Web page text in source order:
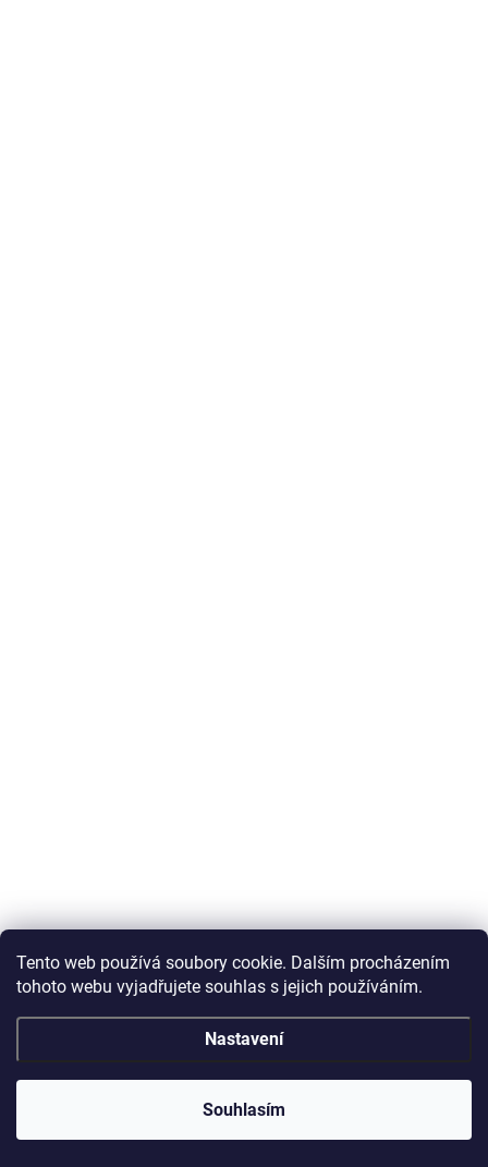
Tento web používá soubory cookie. Dalším procházením
tohoto webu vyjadřujete souhlas s jejich používáním.
Nastavení
Souhlasím